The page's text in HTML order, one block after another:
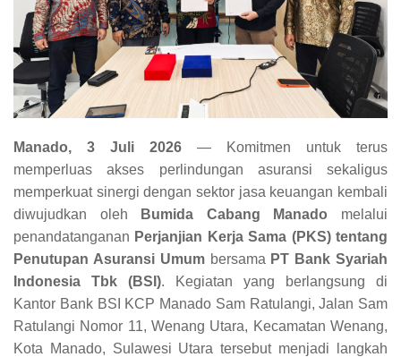
Manado, 3 Juli 2026 — Komitmen untuk terus
memperluas akses perlindungan asuransi sekaligus
memperkuat sinergi dengan sektor jasa keuangan kembali
diwujudkan oleh
Bumida Cabang Manado melalui
penandatanganan Perjanjian Kerja Sama (PKS) tentang
Penutupan Asuransi Umumbersama PT Bank Syariah
Indonesia Tbk (BSI). Kegiatan yang berlangsung di
Kantor Bank BSI KCP Manado Sam Ratulangi, Jalan Sam
Ratulangi Nomor 11, Wenang Utara, Kecamatan Wenang,
Kota Manado, Sulawesi Utara tersebut menjadi langkah